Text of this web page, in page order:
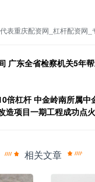
表重庆配资网_杠杆配资网_
广东全省检察机关5年
倍杠杆 中金岭南所属中
造项目一期工程成功点
相关文章